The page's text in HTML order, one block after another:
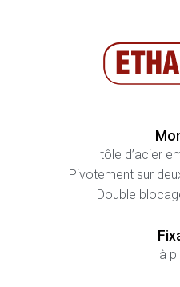
tôle d’acier
Pivotement sur
Double
à